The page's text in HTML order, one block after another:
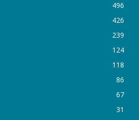
496
426
239
124
118
86
67
31